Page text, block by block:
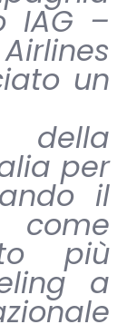
IAG –
un
della
per
il
più
a